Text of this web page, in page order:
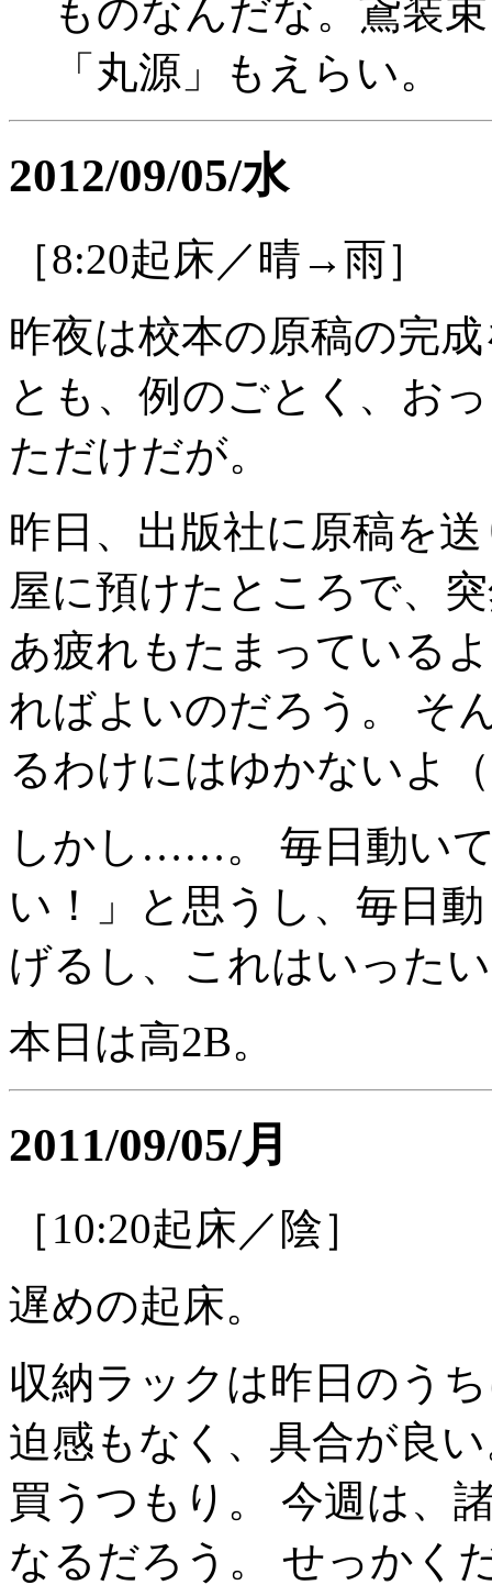
ものなんだな。鳶装
「丸源」もえらい。
2012/09/05/水
［8:20起床／晴→雨］
昨夜は校本の原稿の完
とも、例のごとく、お
ただけだが。
昨日、出版社に原稿を
屋に預けたところで、
あ疲れもたまっている
ればよいのだろう。 そ
るわけにはゆかないよ
しかし……。 毎日動い
い！」と思うし、毎日
げるし、これはいった
本日は高2B。
2011/09/05/月
［10:20起床／陰］
遅めの起床。
収納ラックは昨日のう
迫感もなく、具合が良
買うつもり。 今週は、
なるだろう。 せっかく